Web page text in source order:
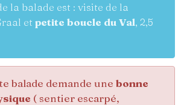
la balade est : visite de la
et petite boucle du Val, 2,5
balade demande une bonne
( sentier escarpé,